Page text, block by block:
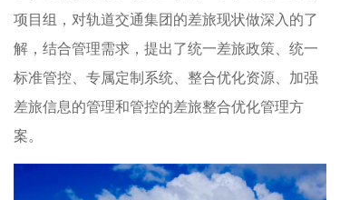
项目组，对轨道交通集团的差旅现状做深入的了
解，结合管理需求，提出了统一差旅政策、统一
标准管控、专属定制系统、整合优化资源、加强
差旅信息的管理和管控的差旅整合优化管理方
案。